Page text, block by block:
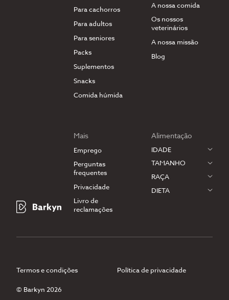
Para cachorros
Para adultos
Para seniores
Packs
Suplementos
Snacks
Comida húmida
A nossa comida
Os nossos
veterinários
A nossa missão
Blog
Mais
Emprego
Perguntas
frequentes
Privacidade
Livro de
reclamações
Alimentação
IDADE
TAMANHO
RAÇA
DIETA
Termos e condições Política de privacidade
© Barkyn 2026